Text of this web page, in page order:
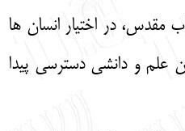
مقدس، در اختیار انسان‌ ها
علم و دانشی دسترسی پیدا